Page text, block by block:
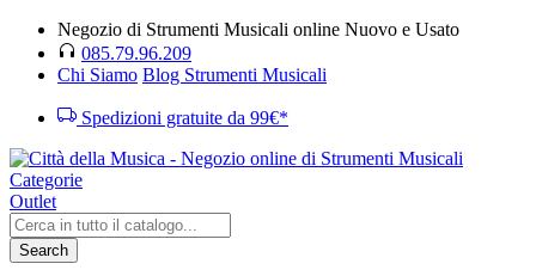
Negozio di Strumenti Musicali online Nuovo e Usato
085.79.96.209
Chi Siamo Blog Strumenti Musicali
Spedizioni gratuite da 99€*
Categorie
Outlet
Search